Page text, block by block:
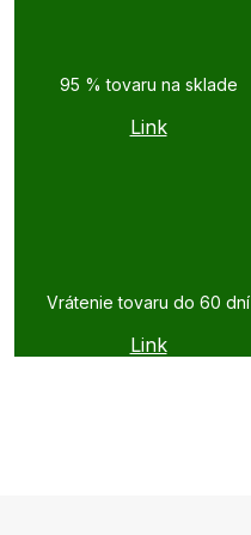
95 % tovaru na sklade
Link
Vrátenie tovaru do 60 dní
Link